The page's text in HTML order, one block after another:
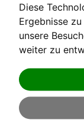
Diese
Ergebnisse
unsere
weiter zu
EINE